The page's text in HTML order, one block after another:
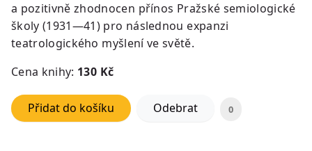
a pozitivně zhodnocen přínos Pražské semiologické
školy (1931—41) pro následnou expanzi
teatrologického myšlení ve světě.
Cena knihy: 130 Kč
Přidat do košíku Odebrat 0